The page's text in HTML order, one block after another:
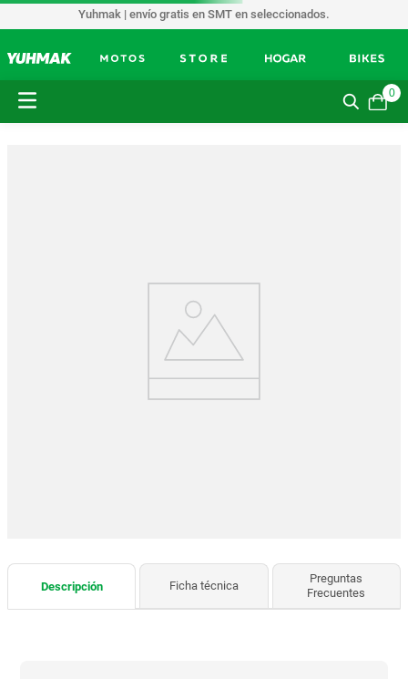
Yuhmak | envío gratis en SMT en seleccionados.
0
Descripción Ficha técnica
Preguntas
Frecuentes